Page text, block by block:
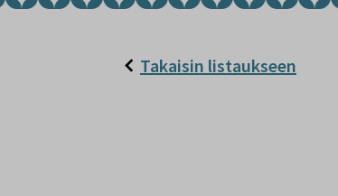
Takaisin listaukseen